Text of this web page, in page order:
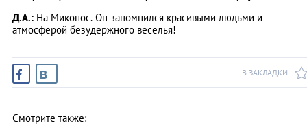
Д.А.: На Миконос. Он запомнился красивыми людьми и
атмосферой безудержного веселья!
В ЗАКЛАДКИ
Смотрите также: